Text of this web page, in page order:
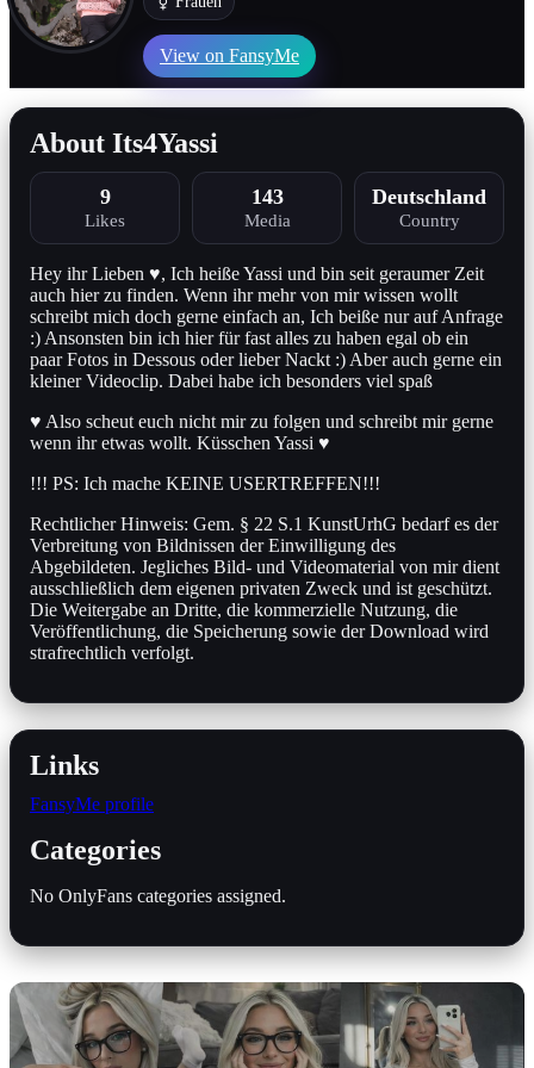
View on FansyMe
About Its4Yassi
9
Likes
143
Media
Deutschland
Country
Hey ihr Lieben ♥, Ich heiße Yassi und bin seit geraumer Zeit
auch hier zu finden. Wenn ihr mehr von mir wissen wollt
schreibt mich doch gerne einfach an, Ich beiße nur auf Anfrage
:) Ansonsten bin ich hier für fast alles zu haben egal ob ein
paar Fotos in Dessous oder lieber Nackt :) Aber auch gerne ein
kleiner Videoclip. Dabei habe ich besonders viel spaß
♥ Also scheut euch nicht mir zu folgen und schreibt mir gerne
wenn ihr etwas wollt. Küsschen Yassi ♥
!!! PS: Ich mache KEINE USERTREFFEN!!!
Rechtlicher Hinweis: Gem. § 22 S.1 KunstUrhG bedarf es der
Verbreitung von Bildnissen der Einwilligung des
Abgebildeten. Jegliches Bild- und Videomaterial von mir dient
ausschließlich dem eigenen privaten Zweck und ist geschützt.
Die Weitergabe an Dritte, die kommerzielle Nutzung, die
Veröffentlichung, die Speicherung sowie der Download wird
strafrechtlich verfolgt.
Links
FansyMe profile
Categories
No OnlyFans categories assigned.